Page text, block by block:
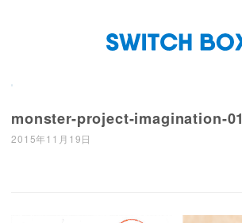
monster-project-imagination-01
2015年11月19日